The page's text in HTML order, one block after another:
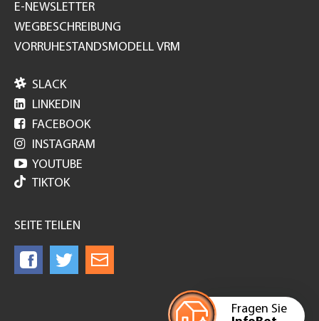
Fragen Sie
E-NEWSLETTER
WEGBESCHREIBUNG
VORRUHESTANDSMODELL VRM
 SLACK
 LINKEDIN
 FACEBOOK
 INSTAGRAM
 YOUTUBE
TIKTOK
SEITE TEILEN